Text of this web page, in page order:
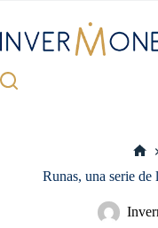
contenido
Runas, una serie